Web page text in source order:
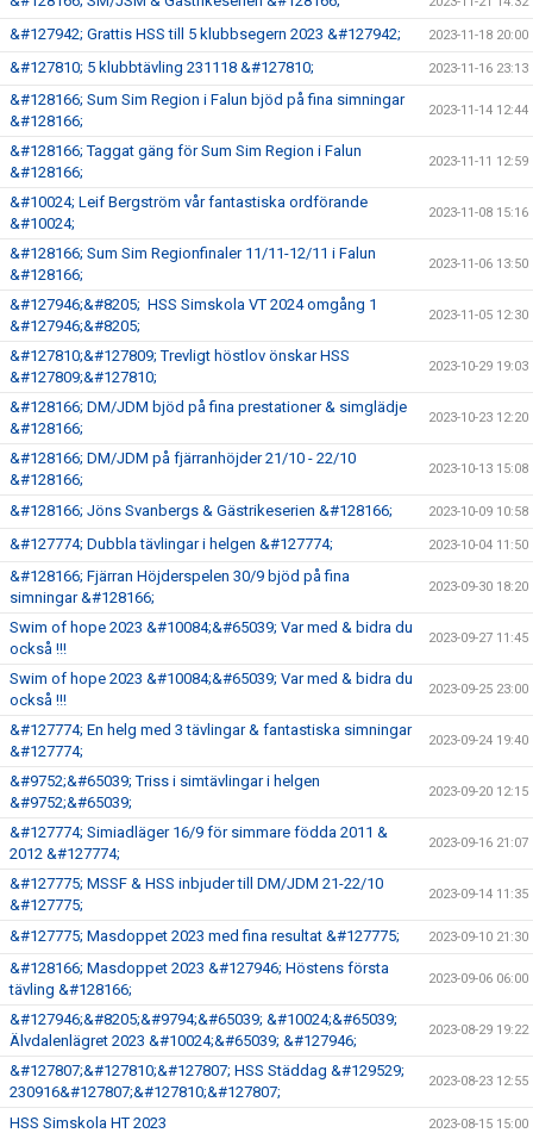
&#127942; Grattis HSS till 5 klubbsegern 2023 &#127942; 2023-11-18 20:00
&#127810; 5 klubbtävling 231118 &#127810; 2023-11-16 23:13
&#128166; Sum Sim Region i Falun bjöd på fina simningar
&#128166;
2023-11-14 12:44
&#128166; Taggat gäng för Sum Sim Region i Falun
&#128166;
2023-11-11 12:59
&#10024; Leif Bergström vår fantastiska ordförande
&#10024;
2023-11-08 15:16
&#128166; Sum Sim Regionfinaler 11/11-12/11 i Falun
&#128166;
2023-11-06 13:50
&#127946;&#8205; HSS Simskola VT 2024 omgång 1
&#127946;&#8205;
2023-11-05 12:30
&#127810;&#127809; Trevligt höstlov önskar HSS
&#127809;&#127810;
2023-10-29 19:03
&#128166; DM/JDM bjöd på fina prestationer & simglädje
&#128166;
2023-10-23 12:20
&#128166; DM/JDM på fjärranhöjder 21/10 - 22/10
&#128166;
2023-10-13 15:08
&#128166; Jöns Svanbergs & Gästrikeserien &#128166; 2023-10-09 10:58
&#127774; Dubbla tävlingar i helgen &#127774; 2023-10-04 11:50
&#128166; Fjärran Höjderspelen 30/9 bjöd på fina
simningar &#128166;
2023-09-30 18:20
Swim of hope 2023 &#10084;&#65039; Var med & bidra du
också !!!
2023-09-27 11:45
Swim of hope 2023 &#10084;&#65039; Var med & bidra du
också !!!
2023-09-25 23:00
&#127774; En helg med 3 tävlingar & fantastiska simningar
&#127774;
2023-09-24 19:40
&#9752;&#65039; Triss i simtävlingar i helgen
&#9752;&#65039;
2023-09-20 12:15
&#127774; Simiadläger 16/9 för simmare födda 2011 &
2012 &#127774;
2023-09-16 21:07
&#127775; MSSF & HSS inbjuder till DM/JDM 21-22/10
&#127775;
2023-09-14 11:35
&#127775; Masdoppet 2023 med fina resultat &#127775; 2023-09-10 21:30
&#128166; Masdoppet 2023 &#127946; Höstens första
tävling &#128166;
2023-09-06 06:00
&#127946;&#8205;&#9794;&#65039; &#10024;&#65039;
Älvdalenlägret 2023 &#10024;&#65039; &#127946;
2023-08-29 19:22
&#127807;&#127810;&#127807; HSS Städdag &#129529;
230916&#127807;&#127810;&#127807;
2023-08-23 12:55
HSS Simskola HT 2023 2023-08-15 15:00